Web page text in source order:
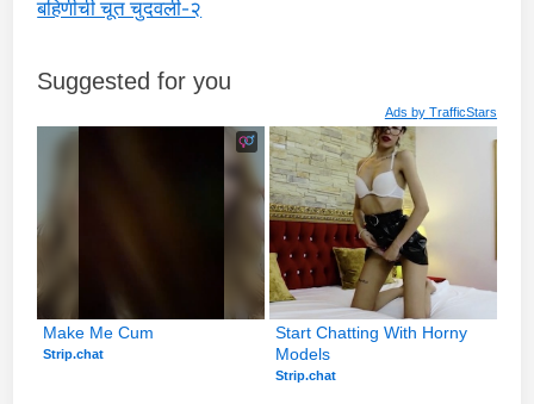
बहिणीची चूत चुदवली-२
Suggested for you
Ads by TrafficStars
Make Me Cum
Strip.chat
Start Chatting With Horny
Models
Strip.chat